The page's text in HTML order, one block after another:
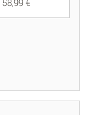
58,99 €